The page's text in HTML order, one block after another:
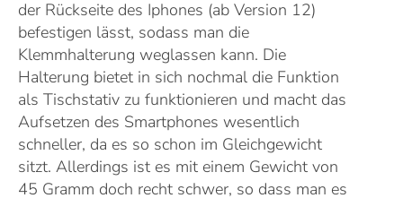
der Rückseite des Iphones (ab Version 12)
befestigen lässt, sodass man die
Klemmhalterung weglassen kann. Die
Halterung bietet in sich nochmal die Funktion
als Tischstativ zu funktionieren und macht das
Aufsetzen des Smartphones wesentlich
schneller, da es so schon im Gleichgewicht
sitzt. Allerdings ist es mit einem Gewicht von
45 Gramm doch recht schwer, so dass man es